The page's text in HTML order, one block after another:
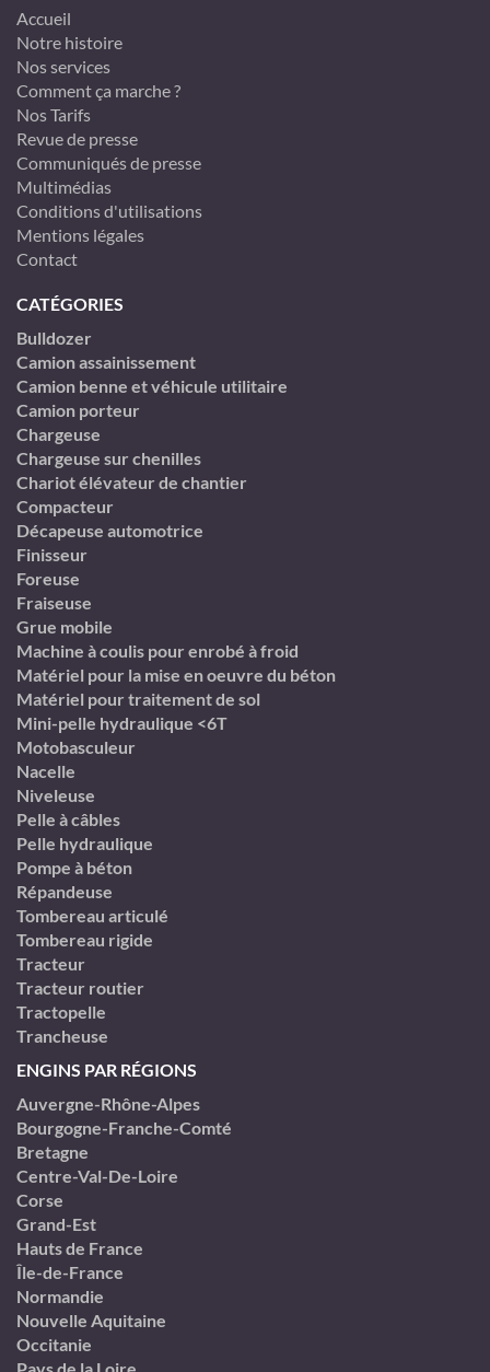
Accueil
Notre histoire
Nos services
Comment ça marche ?
Nos Tarifs
Revue de presse
Communiqués de presse
Multimédias
Conditions d'utilisations
Mentions légales
Contact
CATÉGORIES
Bulldozer
Camion assainissement
Camion benne et véhicule utilitaire
Camion porteur
Chargeuse
Chargeuse sur chenilles
Chariot élévateur de chantier
Compacteur
Décapeuse automotrice
Finisseur
Foreuse
Fraiseuse
Grue mobile
Machine à coulis pour enrobé à froid
Matériel pour la mise en oeuvre du béton
Matériel pour traitement de sol
Mini-pelle hydraulique <6T
Motobasculeur
Nacelle
Niveleuse
Pelle à câbles
Pelle hydraulique
Pompe à béton
Répandeuse
Tombereau articulé
Tombereau rigide
Tracteur
Tracteur routier
Tractopelle
Trancheuse
ENGINS PAR RÉGIONS
Auvergne-Rhône-Alpes
Bourgogne-Franche-Comté
Bretagne
Centre-Val-De-Loire
Corse
Grand-Est
Hauts de France
Île-de-France
Normandie
Nouvelle Aquitaine
Occitanie